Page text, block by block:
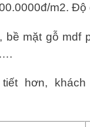
m2. Độ
mặt gỗ mdf
hơn, khách